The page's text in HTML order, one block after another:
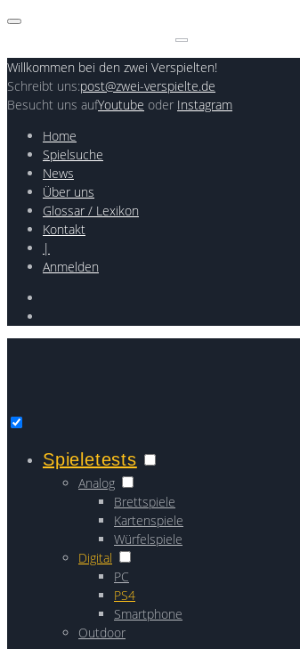
Skip
Willkommen bei den zwei Verspielten!
Schreibt uns:post@zwei-verspielte.de
Besucht uns aufYoutube oder Instagram
Home
Spielsuche
News
Über uns
Glossar / Lexikon
Kontakt
|
Anmelden
Spieletests
Analog
Brettspiele
Kartenspiele
Würfelspiele
Digital
PC
PS4
Smartphone
Outdoor